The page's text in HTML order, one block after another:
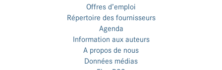
Offres d’emploi
Répertoire des fournisseurs
Agenda
Information aux auteurs
A propos de nous
Données médias